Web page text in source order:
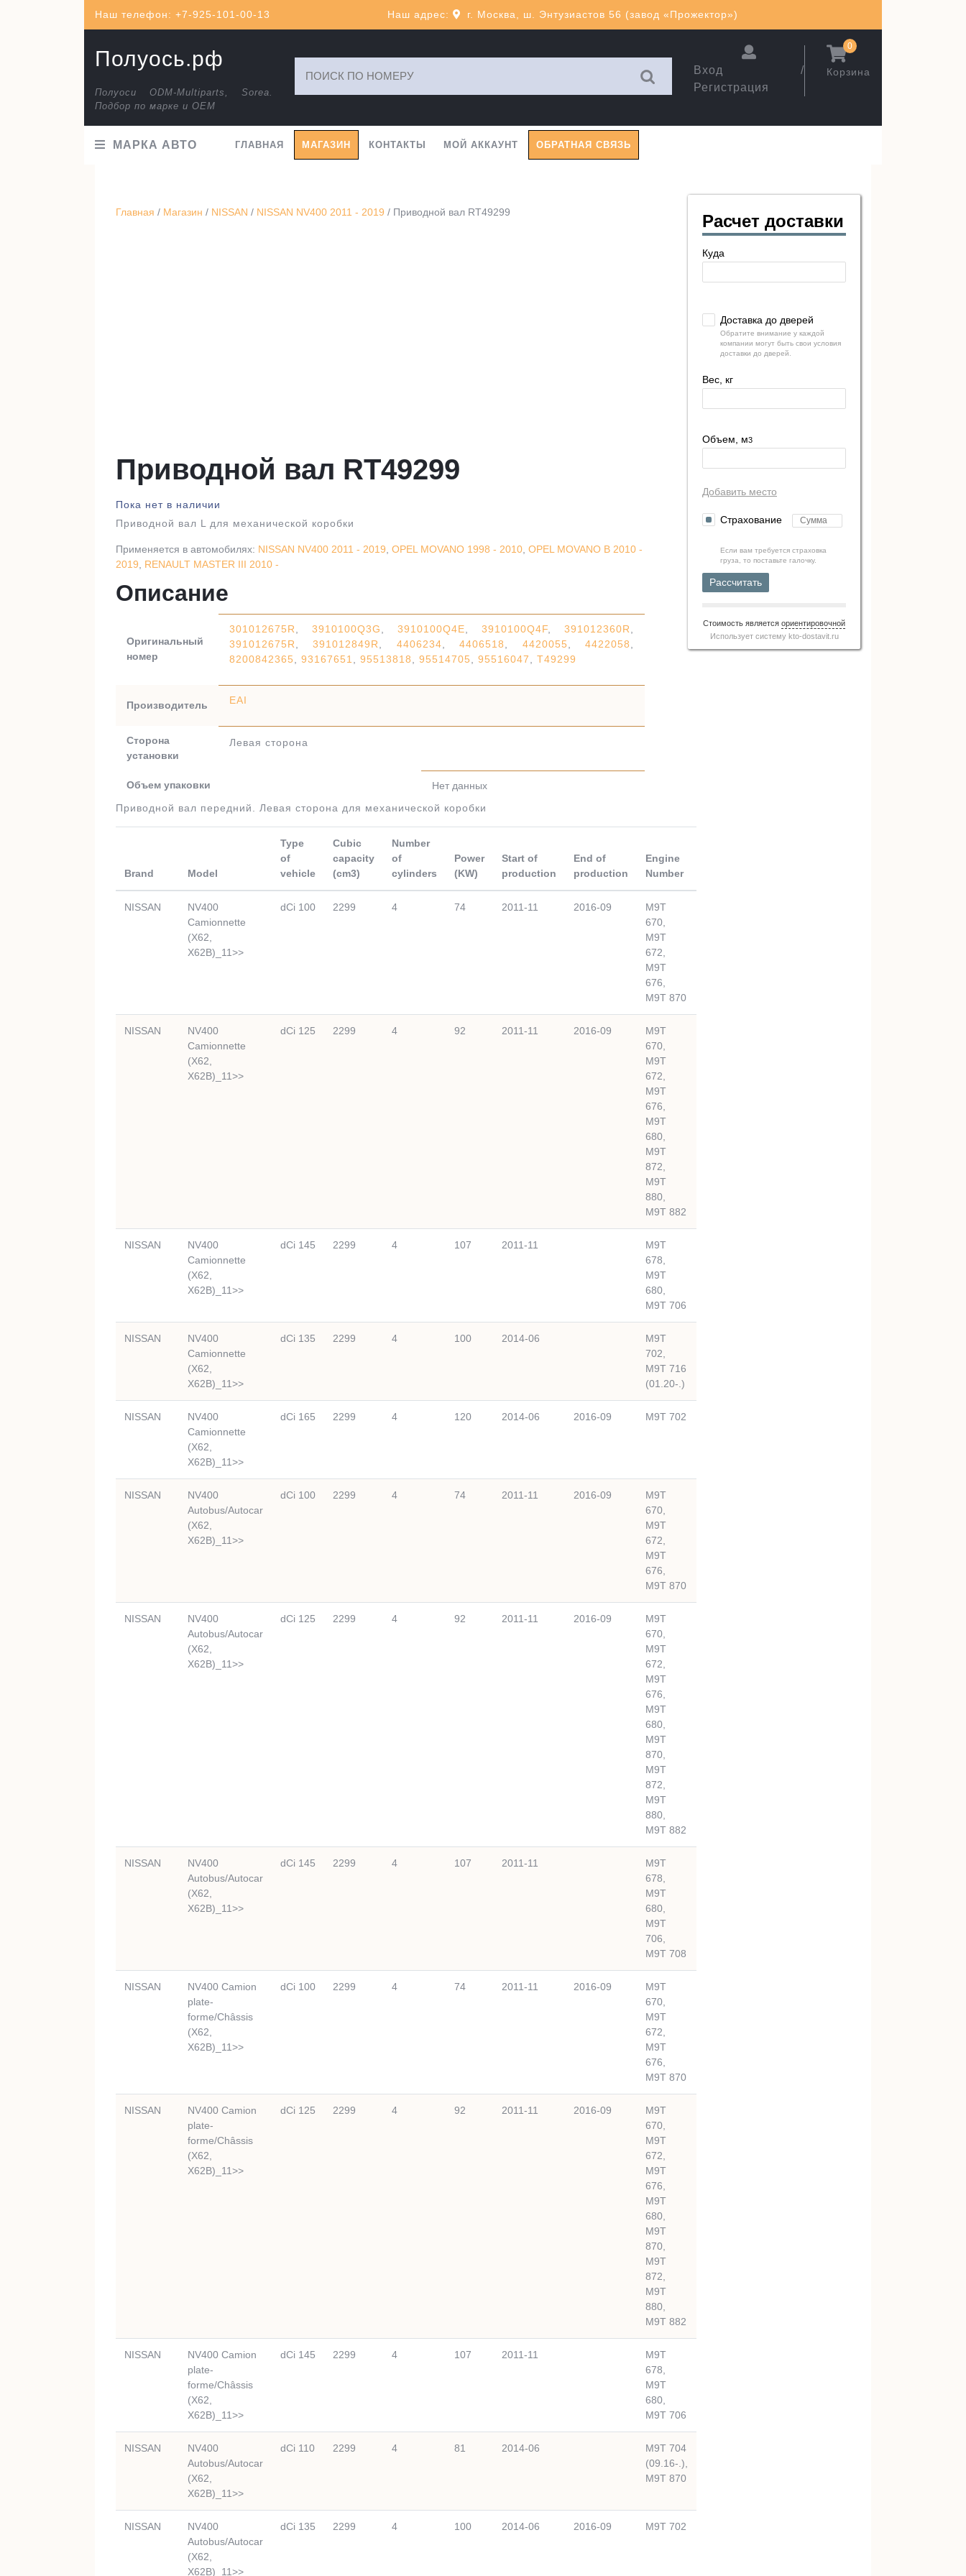
Наш телефон: +7-925-101-00-13 Наш адрес: г. Москва, ш. Энтузиастов 56 (завод «Прожектор»)
Полуось.рф
Полуоси ODM-Multiparts, Sorea.
Подбор по марке и ОЕМ
Вход /
Регистрация
Корзина
0
МАРКА АВТО ГЛАВНАЯ МАГАЗИН КОНТАКТЫ МОЙ АККАУНТ ОБРАТНАЯ СВЯЗЬ
Главная / Магазин / NISSAN / NISSAN NV400 2011 - 2019 / Приводной вал RT49299
Приводной вал RT49299
Пока нет в наличии
Приводной вал L для механической коробки
Применяется в автомобилях: NISSAN NV400 2011 - 2019, OPEL MOVANO 1998 - 2010, OPEL MOVANO B 2010 -
2019, RENAULT MASTER III 2010 -
Описание
Оригинальный
номер
301012675R, 3910100Q3G, 3910100Q4E, 3910100Q4F, 391012360R,
391012675R,391012849R, 4406234,4406518, 4420055,4422058,
8200842365, 93167651, 95513818, 95514705, 95516047, T49299
Производитель EAI
Сторона
установки
Левая сторона
Объем упаковки
Нет данных
Приводной вал передний. Левая сторона для механической коробки
Brand Model
Type
of
vehicle
Cubic
capacity
(cm3)
Number
of
cylinders
Power
(KW)
Start of
production
End of
production
Engine
Number
NISSAN
NV400
Camionnette
(X62,
X62B)_11>>
dCi 100 2299 4 74 2011-11 2016-09
M9T
670,
M9T
672,
M9T
676,
M9T 870
NISSAN
NV400
Camionnette
(X62,
X62B)_11>>
dCi 125 2299 4 92 2011-11 2016-09
M9T
670,
M9T
672,
M9T
676,
M9T
680,
M9T
872,
M9T
880,
M9T 882
NISSAN
NV400
Camionnette
(X62,
X62B)_11>>
dCi 145 2299 4 107 2011-11
M9T
678,
M9T
680,
M9T 706
NISSAN
NV400
Camionnette
(X62,
X62B)_11>>
dCi 135 2299 4 100 2014-06
M9T
702,
M9T 716
(01.20-.)
NISSAN
NV400
Camionnette
(X62,
X62B)_11>>
dCi 165 2299 4 120 2014-06 2016-09 M9T 702
NISSAN
NV400
Autobus/Autocar
(X62,
X62B)_11>>
dCi 100 2299 4 74 2011-11 2016-09
M9T
670,
M9T
672,
M9T
676,
M9T 870
NISSAN
NV400
Autobus/Autocar
(X62,
X62B)_11>>
dCi 125 2299 4 92 2011-11 2016-09
M9T
670,
M9T
672,
M9T
676,
M9T
680,
M9T
870,
M9T
872,
M9T
880,
M9T 882
NISSAN
NV400
Autobus/Autocar
(X62,
X62B)_11>>
dCi 145 2299 4 107 2011-11
M9T
678,
M9T
680,
M9T
706,
M9T 708
NISSAN
NV400 Camion
plate-
forme/Châssis
(X62,
X62B)_11>>
dCi 100 2299 4 74 2011-11 2016-09
M9T
670,
M9T
672,
M9T
676,
M9T 870
NISSAN
NV400 Camion
plate-
forme/Châssis
(X62,
X62B)_11>>
dCi 125 2299 4 92 2011-11 2016-09
M9T
670,
M9T
672,
M9T
676,
M9T
680,
M9T
870,
M9T
872,
M9T
880,
M9T 882
NISSAN
NV400 Camion
plate-
forme/Châssis
(X62,
X62B)_11>>
dCi 145 2299 4 107 2011-11
M9T
678,
M9T
680,
M9T 706
NISSAN
NV400
Autobus/Autocar
(X62,
X62B)_11>>
dCi 110 2299 4 81 2014-06
M9T 704
(09.16-.),
M9T 870
NISSAN
NV400
Autobus/Autocar
(X62,
X62B)_11>>
dCi 135 2299 4 100 2014-06 2016-09 M9T 702
Расчет доставки
Куда
Доставка до дверей
Обратите внимание у каждой
компании могут быть свои условия
доставки до дверей.
Вес, кг
Объем, м3
Добавить место
Страхование
Если вам требуется страховка
груза, то поставьте галочку.
Рассчитать
Стоимость является ориентировочной
Использует систему kto-dostavit.ru